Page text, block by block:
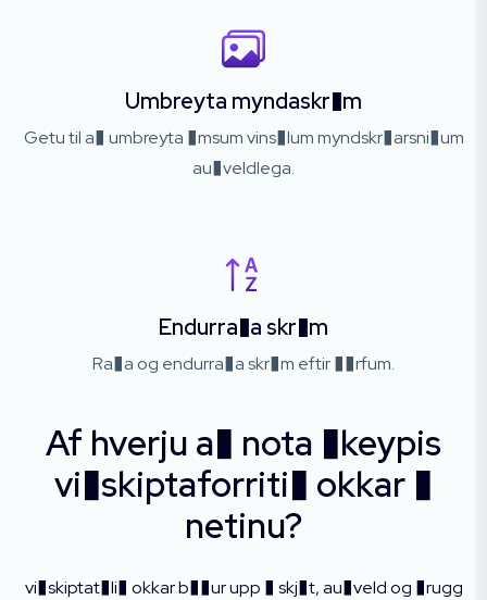
Umbreyta myndaskr�m
Getu til a� umbreyta �msum vins�lum myndskr�arsni�um
au�veldlega.
Endurra�a skr�m
Ra�a og endurra�a skr�m eftir ��rfum.
Af hverju a� nota �keypis
vi�skiptaforriti� okkar �
netinu?
vi�skiptat�li� okkar b��ur upp � skj�t, au�veld og �rugg